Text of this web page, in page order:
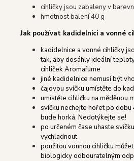
cihličky jsou zabaleny v
hmotnost balení 40 g
Jak používat kadidelnici a vonné
kadidelnice a vonné cihličky
tak, aby dosáhly ideální
cihliček Aromafume
jiné kadidelnice nemusí být
čajovou svíčku umístěte do
umístěte cihličku na měděnou
svíčku nechejte hořet po
bude horká. Nedotýkejte se!
po určeném čase uhaste
vychladnout
použitou vonnou cihličku
biologicky odbouratelným